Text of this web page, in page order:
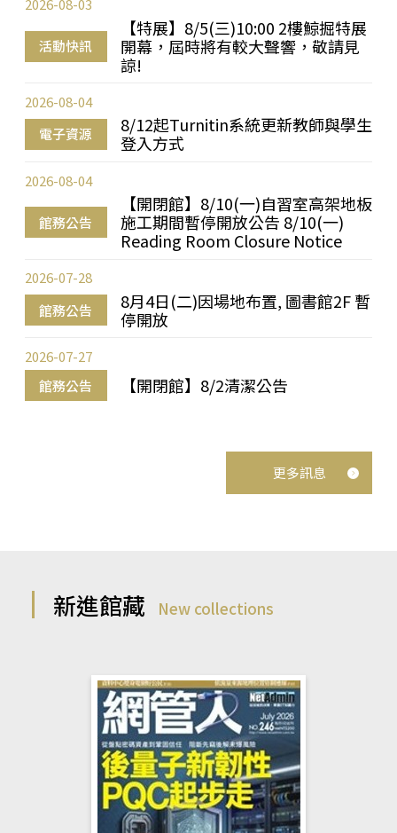
活動快訊
【特展】8/5(三)10:00 2樓鯨掘特展
開幕，屆時將有較大聲響，敬請見
諒!
2026-08-03
電子資源
8/12起Turnitin系統更新教師與學生
登入方式
2026-08-04
館務公告
【開閉館】8/10(一)自習室高架地板
施工期間暫停開放公告 8/10(一)
Reading Room Closure Notice
2026-08-04
館務公告
8月4日(二)因場地布置, 圖書館2F 暫
停開放
2026-07-28
館務公告 【開閉館】8/2清潔公告
2026-07-27
更多訊息
新進館藏 New collections